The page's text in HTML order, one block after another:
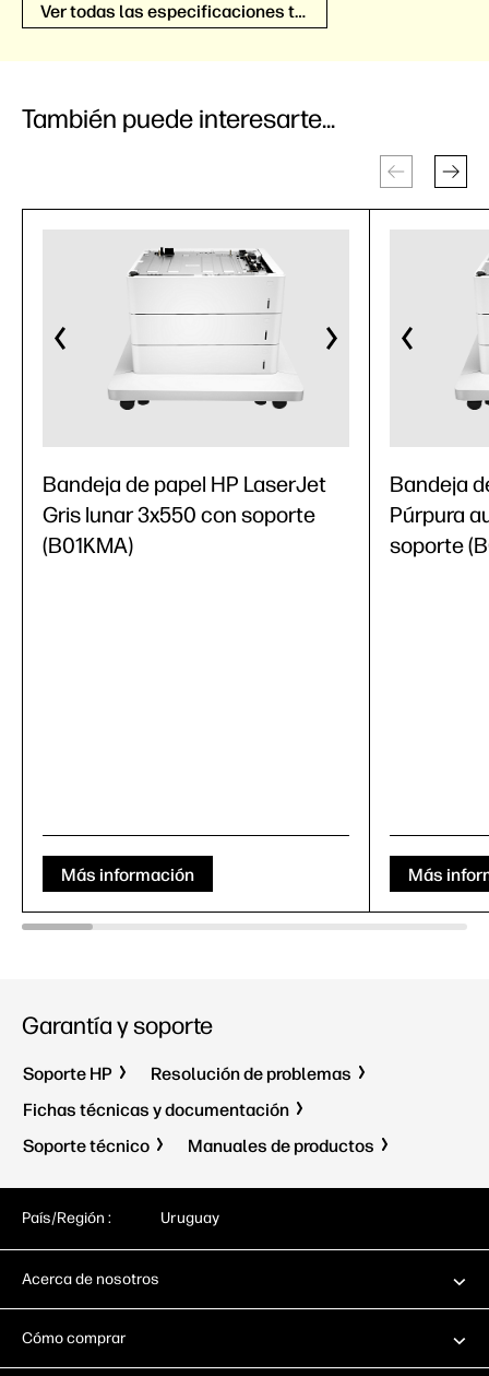
Ver todas las especificaciones técnicas
También puede interesarte...
Bandeja de papel HP LaserJet
Gris lunar 3x550 con soporte
(B01KMA)
Más información
Bandeja
Púrpura
soporte
Más
Garantía y soporte
Soporte HP
Resolución de problemas
Fichas técnicas y documentación
Soporte técnico
Manuales de productos
País/Región : Uruguay
Acerca de nosotros
Cómo comprar